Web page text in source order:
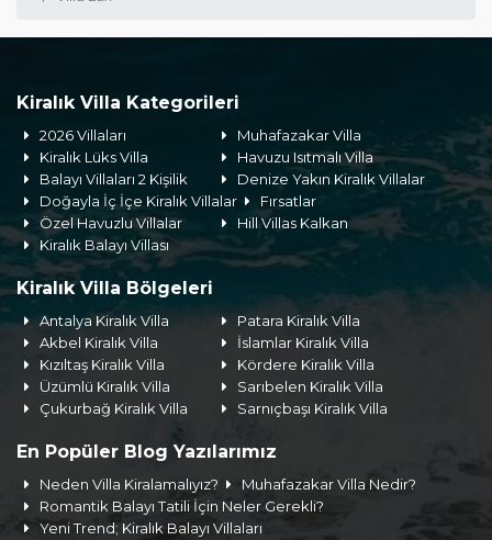
Kiralık Villa Kategorileri
2026 Villaları
Muhafazakar Villa
Kiralık Lüks Villa
Havuzu Isıtmalı Villa
Balayı Villaları 2 Kişilik
Denize Yakın Kiralık Villalar
Doğayla İç İçe Kiralık Villalar
Fırsatlar
Özel Havuzlu Villalar
Hill Villas Kalkan
Kiralık Balayı Villası
Kiralık Villa Bölgeleri
Antalya Kiralık Villa
Patara Kiralık Villa
Akbel Kiralık Villa
İslamlar Kiralık Villa
Kızıltaş Kiralık Villa
Kördere Kiralık Villa
Üzümlü Kiralık Villa
Sarıbelen Kiralık Villa
Çukurbağ Kiralık Villa
Sarnıçbaşı Kiralık Villa
En Popüler Blog Yazılarımız
Neden Villa Kiralamalıyız?
Muhafazakar Villa Nedir?
Romantik Balayı Tatili İçin Neler Gerekli?
Yeni Trend; Kiralık Balayı Villaları